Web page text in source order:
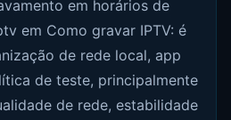
em horários de
em Como gravar IPTV: é
de rede local, app
de teste, principalmente
de rede, estabilidade